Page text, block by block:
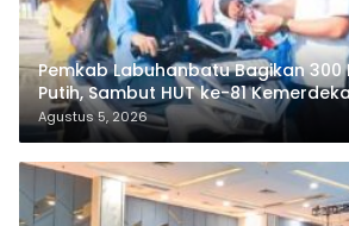
Pemkab Labuhanbatu Bagikan 300
Putih, Sambut HUT ke-81
Agustus 5, 2026